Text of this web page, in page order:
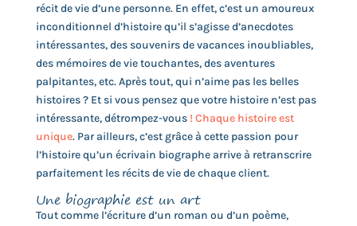
récit de vie d’une personne. En effet, c’est un amoureux
inconditionnel d’histoire qu’il s’agisse d’anecdotes
intéressantes, des souvenirs de vacances inoubliables,
des mémoires de vie touchantes, des aventures
palpitantes, etc. Après tout, qui n’aime pas les belles
histoires ? Et si vous pensez que votre histoire n’est pas
intéressante, détrompez-vous ! Chaque histoire est
unique. Par ailleurs, c’est grâce à cette passion pour
l’histoire qu’un écrivain biographe arrive à retranscrire
parfaitement les récits de vie de chaque client.
Une biographie est un art
Tout comme l’écriture d’un roman ou d’un poème,